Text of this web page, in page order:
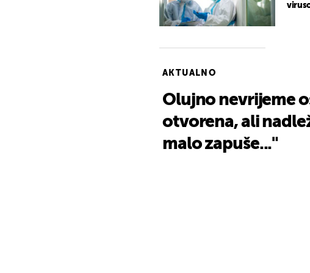
AKTUALNO
Olujno nevrijeme
otvorena, ali
malo zapuše..."